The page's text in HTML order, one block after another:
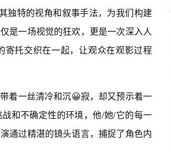
独特的视角和叙事手法，为我们构建
是一场视觉的狂欢，更是一次深入人
托交织在一起，让观众在观影过程
着一丝清冷和沉😀寂，却又预示着一
和不确定性的环境，他/她/它的每一
通过精湛的镜头语言，捕捉了角色内